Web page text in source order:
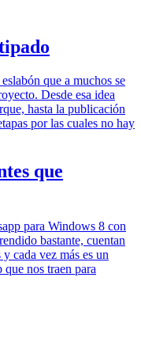
que a muchos se
Desde esa idea
hasta la publicación
por las cuales no hay
que
para Windows 8 con
bastante, cuentan
cada vez más es un
nos traen para